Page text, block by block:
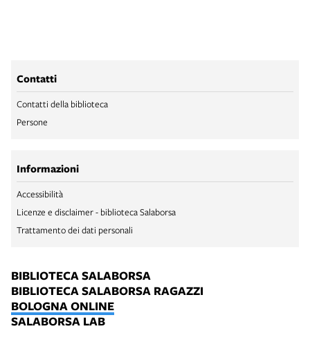
Contatti
Contatti della biblioteca
Persone
Informazioni
Accessibilità
Licenze e disclaimer - biblioteca Salaborsa
Trattamento dei dati personali
BIBLIOTECA SALABORSA
BIBLIOTECA SALABORSA RAGAZZI
BOLOGNA ONLINE
SALABORSA LAB